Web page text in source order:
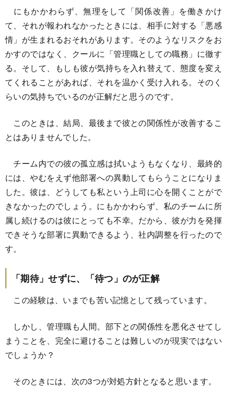
にもかかわらず、無理をして「関係改善」を働きかけ
て、それが報われなかったときには、相手に対する「悪感
情」が生まれるおそれがあります。そのようなリスクをお
かすのではなく、クールに「管理職としての職務」に徹す
る。そして、もしも彼が気持ちを入れ替えて、態度を変え
てくれることがあれば、それを温かく受け入れる。そのく
らいの気持ちでいるのが正解だと思うのです。
このときは、結局、最後まで彼との関係性が改善するこ
とはありませんでした。
チーム内での彼の孤立感は拭いようもなくなり、最終的
には、やむをえず他部署への異動してもらうことになりま
した。彼は、どうしても私という上司に心を開くことがで
きなかったのでしょう。にもかかわらず、私のチームに所
属し続けるのは彼にとっても不幸。だから、彼が力を発揮
できそうな部署に異動できるよう、社内調整を行ったので
す。
「期待」せずに、「待つ」のが正解
この経験は、いまでも苦い記憶として残っています。
しかし、管理職も人間。部下との関係性を悪化させてし
まうことを、完全に避けることは難しいのが現実ではない
でしょうか？
そのときには、次の3つが対処方針となると思います。